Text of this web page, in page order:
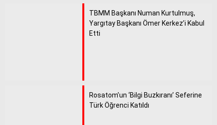
TBMM Başkanı Numan Kurtulmuş,
Yargıtay Başkanı Ömer Kerkez’i Kabul
Etti
Rosatom’un ‘Bilgi Buzkıranı’ Seferine
Türk Öğrenci Katıldı